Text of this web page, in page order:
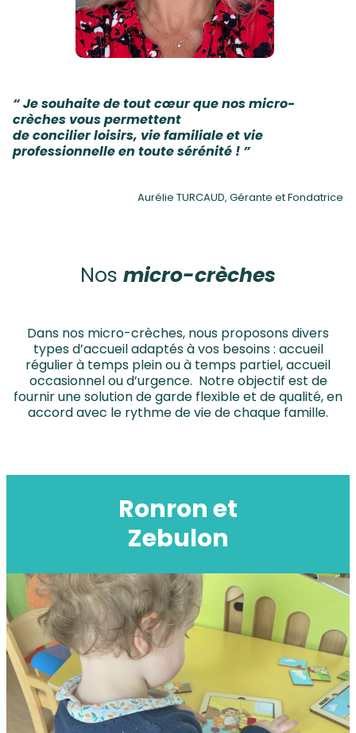
“ Je souhaite de tout cœur que nos micro-
crèches vous permettent
de concilier loisirs, vie familiale et vie
professionnelle en toute sérénité ! ”
Aurélie TURCAUD, Gérante et Fondatrice
Nos micro-crèches
Dans nos micro-crèches, nous proposons divers
types d’accueil adaptés à vos besoins : accueil
régulier à temps plein ou à temps partiel, accueil
occasionnel ou d’urgence. Notre objectif est de
fournir une solution de garde flexible et de qualité, en
accord avec le rythme de vie de chaque famille.
Ronron et
Zebulon